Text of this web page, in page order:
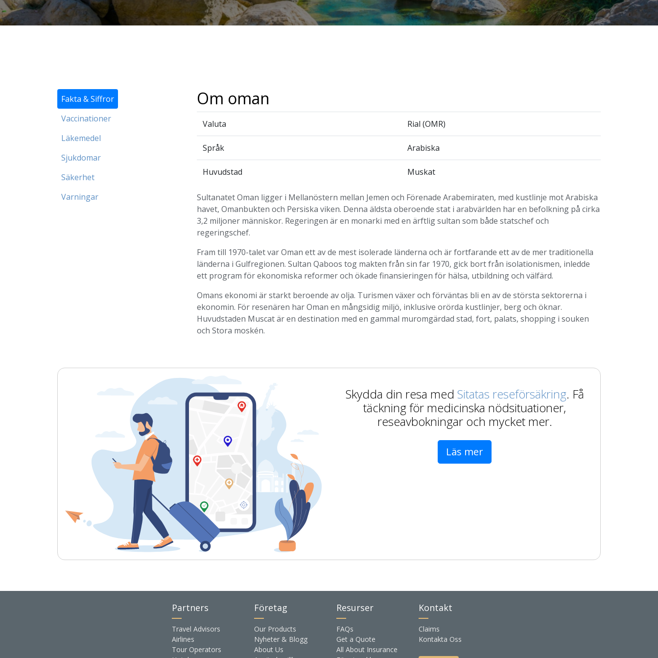
Fakta & Siffror
Vaccinationer
Läkemedel
Sjukdomar
Säkerhet
Varningar
Om oman
Valuta Rial (OMR)
Språk Arabiska
Huvudstad Muskat
Sultanatet Oman ligger i Mellanöstern mellan Jemen och Förenade Arabemiraten, med kustlinje mot Arabiska
havet, Omanbukten och Persiska viken. Denna äldsta oberoende stat i arabvärlden har en befolkning på cirka
3,2 miljoner människor. Regeringen är en monarki med en ärftlig sultan som både statschef och
regeringschef.
Fram till 1970-talet var Oman ett av de mest isolerade länderna och är fortfarande ett av de mer traditionella
länderna i Gulfregionen. Sultan Qaboos tog makten från sin far 1970, gick bort från isolationismen, inledde
ett program för ekonomiska reformer och ökade finansieringen för hälsa, utbildning och välfärd.
Omans ekonomi är starkt beroende av olja. Turismen växer och förväntas bli en av de största sektorerna i
ekonomin. För resenären har Oman en mångsidig miljö, inklusive orörda kustlinjer, berg och öknar.
Huvudstaden Muscat är en destination med en gammal muromgärdad stad, fort, palats, shopping i souken
och Stora moskén.
Skydda din resa med Sitatas reseförsäkring. Få
täckning för medicinska nödsituationer,
reseavbokningar och mycket mer.
Läs mer
Partners
Travel Advisors
Airlines
Tour Operators
Företag
Our Products
Nyheter & Blogg
About Us
Resurser
FAQs
Get a Quote
All About Insurance
Kontakt
Claims
Kontakta Oss